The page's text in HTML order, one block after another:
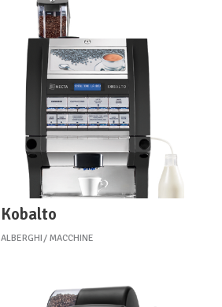
Kobalto
ALBERGHI MACCHINE